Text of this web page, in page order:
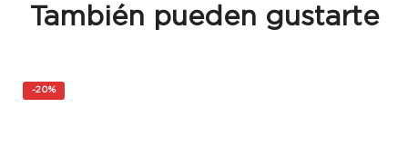
También pueden gustarte
-20%